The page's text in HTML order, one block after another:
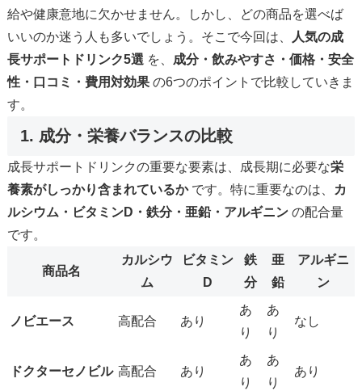
給や健康意地に欠かせません。しかし、どの商品を選べば
いいのか迷う人も多いでしょう。そこで今回は、
人気の成
長サポートドリンク5選 を、 成分・飲みやすさ・価格・安全
性・口コミ・費用対効果 の6つのポイントで比較していきま
す。
1. 成分・栄養バランスの比較
成長サポートドリンクの重要な要素は、成長期に必要な栄
養素がしっかり含まれているかです。特に重要なのは、 カ
ルシウム・ビタミンD・鉄分・亜鉛・アルギニン の配合量
です。
商品名
カルシウ
ム
ビタミン
D
鉄
分
亜
鉛
アルギニ
ン
ノビエース 高配合 あり
あ
り
あ
り
なし
ドクターセノビル 高配合 あり
あ
り
あ
り
あり